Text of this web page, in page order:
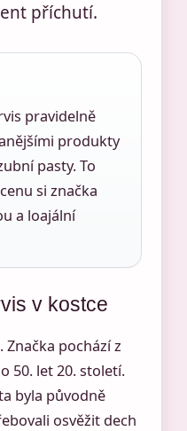
příchutí.
pravidelně
produkty
pasty. To
si značka
a loajální
v kostce
Značka pochází z
50. let 20. století.
byla původně
osvěžit dech